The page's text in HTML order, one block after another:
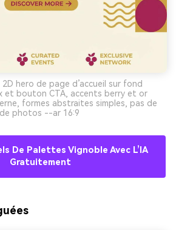
hero de page d’accueil sur fond
et bouton CTA, accents berry et or
formes abstraites simples, pas de
photos --ar 16:9
De Palettes Vignoble Avec L’IA
Gratuitement